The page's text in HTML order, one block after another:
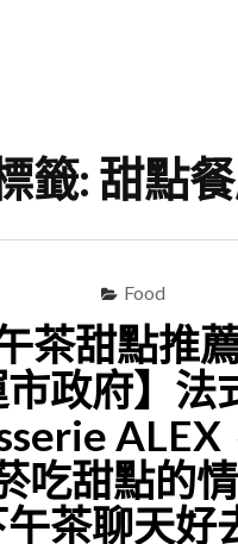
籤: 甜點
Food
茶甜點推
政府】法
ALEX
吃甜點的
茶聊天好